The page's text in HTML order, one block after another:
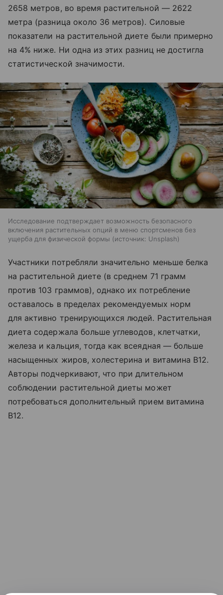
2658 метров, во время растительной — 2622
метра (разница около 36 метров). Силовые
показатели на растительной диете были примерно
на 4% ниже. Ни одна из этих разниц не достигла
статистической значимости.
Исследование подтверждает возможность безопасного
включения растительных опций в меню спортсменов без
ущерба для физической формы
источник: Unsplash
Участники потребляли значительно меньше белка
на растительной диете (в среднем 71 грамм
против 103 граммов), однако их потребление
оставалось в пределах рекомендуемых норм
для активно тренирующихся людей. Растительная
диета содержала больше углеводов, клетчатки,
железа и кальция, тогда как всеядная — больше
насыщенных жиров, холестерина и витамина B12.
Авторы подчеркивают, что при длительном
соблюдении растительной диеты может
потребоваться дополнительный прием витамина
B12.